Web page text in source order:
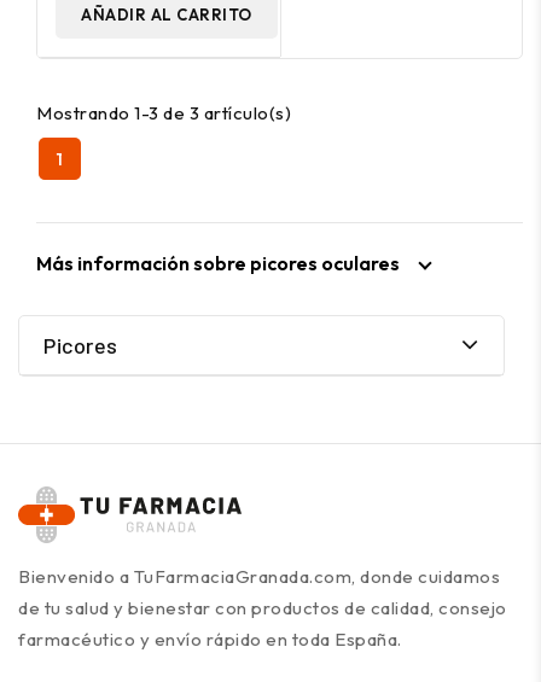
AÑADIR AL CARRITO
Mostrando 1-3 de 3 artículo(s)
1
Más información sobre picores oculares
Picores
Bienvenido a TuFarmaciaGranada.com, donde cuidamos
de tu salud y bienestar con productos de calidad, consejo
farmacéutico y envío rápido en toda España.